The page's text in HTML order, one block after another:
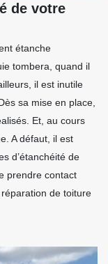
de votre
étanche
tombera, quand il
il est inutile
sa mise en place,
Et, au cours
A défaut, il est
d’étanchéité de
prendre contact
de toiture